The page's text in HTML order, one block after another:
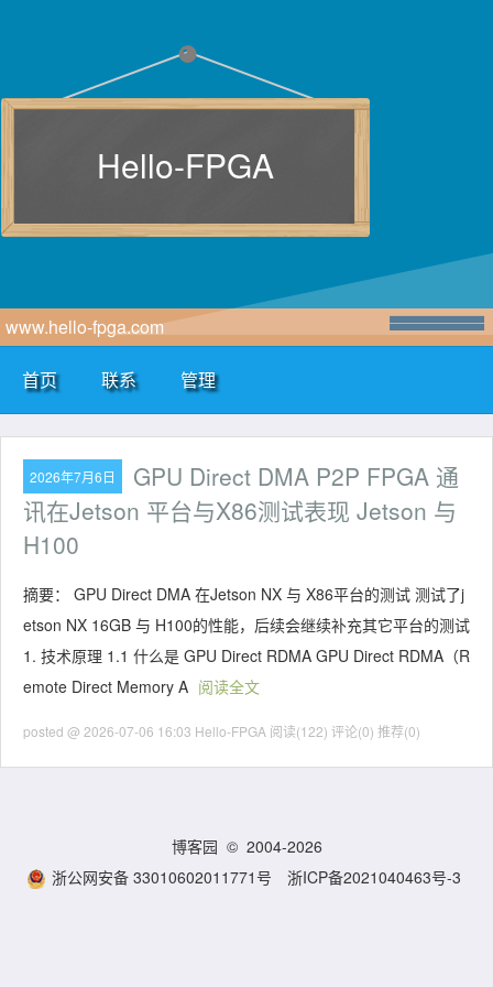
Hello-FPGA
www.hello-fpga.com
首页 联系 管理
2026年7月6日
GPU Direct DMA P2P FPGA 通
讯在Jetson 平台与X86测试表现 Jetson 与
H100
摘要： GPU Direct DMA 在Jetson NX 与 X86平台的测试 测试了j
etson NX 16GB 与 H100的性能，后续会继续补充其它平台的测试
1. 技术原理 1.1 什么是 GPU Direct RDMA GPU Direct RDMA（R
emote Direct Memory A 阅读全文
posted @ 2026-07-06 16:03 Hello-FPGA 阅读(122) 评论(0) 推荐(0)
博客园 © 2004-2026
浙公网安备 33010602011771号
浙ICP备2021040463号-3